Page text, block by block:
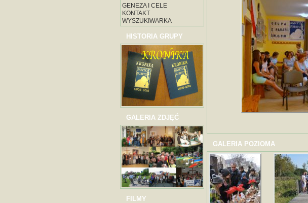
GENEZA I CELE
KONTAKT
WYSZUKIWARKA
HISTORIA GRUPY
GALERIA ZDJĘĆ
FILMY
GALERIA POZIOMA